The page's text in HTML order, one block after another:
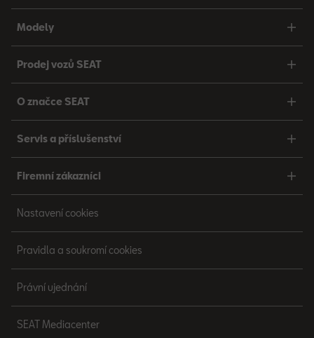
Modely
Prodej vozů SEAT
O značce SEAT
Servis a příslušenství
Firemní zákazníci
Nastavení cookies
Pravidla a soukromí cookies
Právní ujednání
SEAT Mediacenter